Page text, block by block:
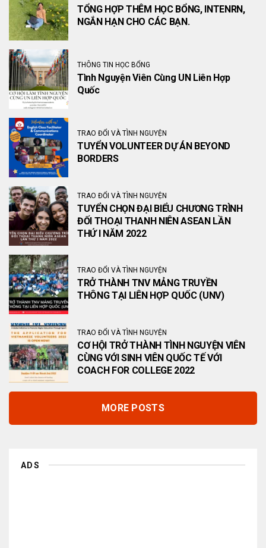
TỔNG HỢP THÊM HỌC BỔNG, INTENRN,
NGẮN HẠN CHO CÁC BẠN.
THÔNG TIN HỌC BỔNG
Tình Nguyện Viên Cùng UN Liên Hợp
Quốc
TRAO ĐỔI VÀ TÌNH NGUYỆN
TUYỂN VOLUNTEER DỰ ÁN BEYOND
BORDERS
TRAO ĐỔI VÀ TÌNH NGUYỆN
TUYỂN CHỌN ĐẠI BIỂU CHƯƠNG TRÌNH
ĐỐI THOẠI THANH NIÊN ASEAN LẦN
THỨ I NĂM 2022
TRAO ĐỔI VÀ TÌNH NGUYỆN
TRỞ THÀNH TNV MẢNG TRUYỀN
THÔNG TẠI LIÊN HỢP QUỐC (UNV)
TRAO ĐỔI VÀ TÌNH NGUYỆN
CƠ HỘI TRỞ THÀNH TÌNH NGUYỆN VIÊN
CÙNG VỚI SINH VIÊN QUỐC TẾ VỚI
COACH FOR COLLEGE 2022
MORE POSTS
ADS